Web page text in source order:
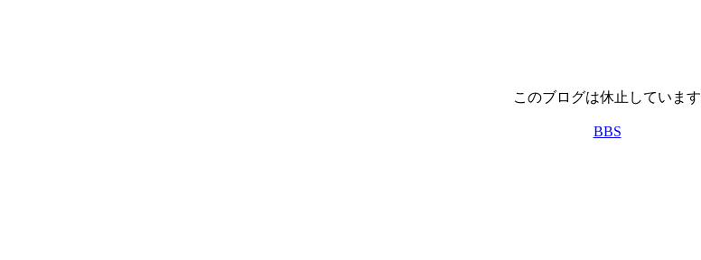
このブログは休止しています
BBS